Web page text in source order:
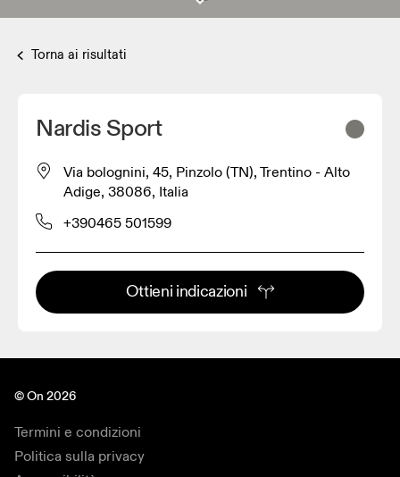
Torna ai risultati
Nardis Sport
Via bolognini, 45, Pinzolo (TN), Trentino - Alto
Adige, 38086, Italia
+390465 501599
Ottieni indicazioni
© On 2026
Termini e condizioni
Politica sulla privacy